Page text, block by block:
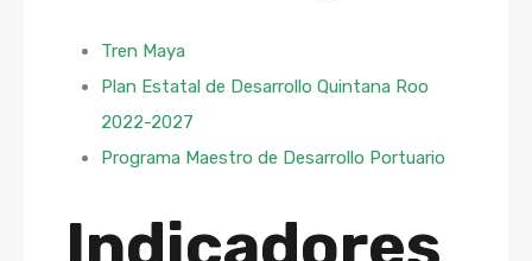
Tren Maya
Plan Estatal de Desarrollo Quintana Roo
2022-2027
Programa Maestro de Desarrollo Portuario